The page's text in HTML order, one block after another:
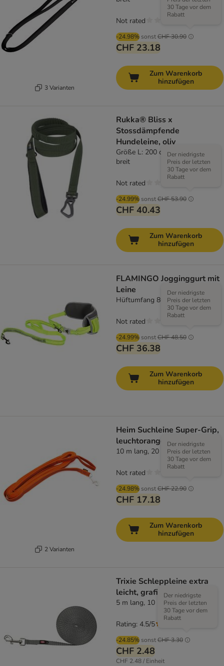
3 Varianten
-24.98% sonstCHF 30.90
30 Tage vor dem
Rabatt
CHF 23.18
Not rated
Zum Warenkorb
hinzufügen
Rukka® Bliss x
Stossdämpfende
Hundeleine, oliv
Größe L: 200 cm lang, 25 mm
breit
-24.99% sonstCHF 53.90
Der niedrigste
Preis der letzten
30 Tage vor dem
Rabatt
CHF 40.43
Not rated
Zum Warenkorb
hinzufügen
FLAMINGO Jogginggurt mit
Leine
Hüftumfang 80 - 140 cm
-24.99% sonstCHF 48.50
Der niedrigste
Preis der letzten
30 Tage vor dem
Rabatt
CHF 36.38
Not rated
Zum Warenkorb
hinzufügen
2 Varianten
Heim Suchleine Super-Grip,
leuchtorange
10 m lang, 20 mm breit
-24.98% sonstCHF 22.90
Der niedrigste
Preis der letzten
30 Tage vor dem
Rabatt
CHF 17.18
Not rated
Zum Warenkorb
hinzufügen
Trixie Schleppleine extra
leicht, grafit
5 m lang, 10 mm breit
-24.85% sonstCHF 3.30
Der niedrigste
Preis der letzten
30 Tage vor dem
Rabatt
CHF 2.48
CHF 2.48 / Einheit
Rating: 4.5/5